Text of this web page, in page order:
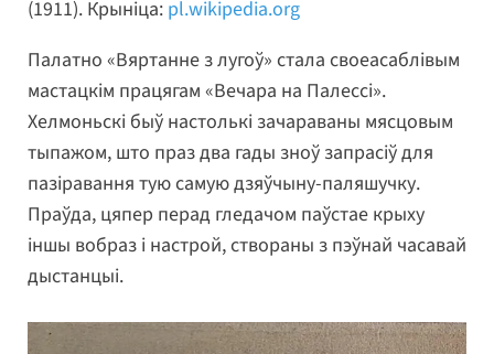
(1911). Крыніца: pl.wikipedia.org
Палатно «Вяртанне з лугоў» стала своеасаблівым
мастацкім працягам «Вечара на Палессі».
Хелмоньскі быў настолькі зачараваны мясцовым
тыпажом, што праз два гады зноў запрасіў для
пазіравання тую самую дзяўчыну-паляшучку.
Праўда, цяпер перад гледачом паўстае крыху
іншы вобраз і настрой, створаны з пэўнай часавай
дыстанцыі.